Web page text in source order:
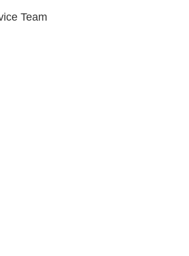
Team